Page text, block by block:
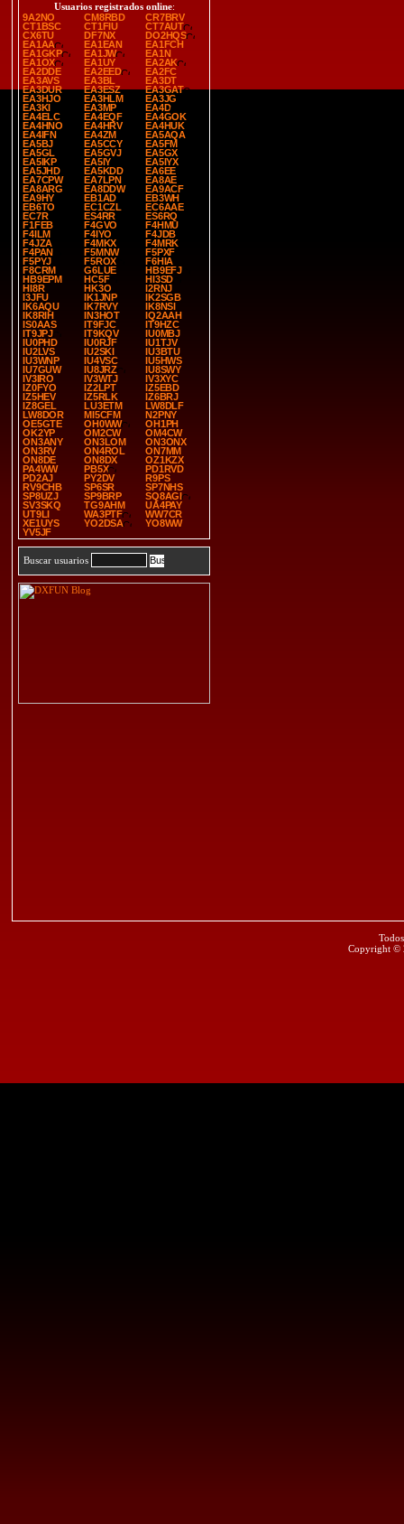
Usuarios registrados online:
9A2NO
CM8RBD
CR7BRV
CT1BSC
CT1FIU
CT7AUT
CX6TU
DF7NX
DO2HQS
EA1AA
EA1EAN
EA1FCH
EA1GKP
EA1JW
EA1N
EA1OX
EA1UY
EA2AK
EA2DDE
EA2EED
EA2FC
EA3AVS
EA3BL
EA3DT
EA3DUR
EA3ESZ
EA3GAT
EA3HJO
EA3HLM
EA3JG
EA3KI
EA3MP
EA4D
EA4ELC
EA4EQF
EA4GOK
EA4HNO
EA4HRV
EA4HUK
EA4IFN
EA4ZM
EA5AQA
EA5BJ
EA5CCY
EA5FM
EA5GL
EA5GVJ
EA5GX
EA5IKP
EA5IY
EA5IYX
EA5JHD
EA5KDD
EA6EE
EA7CPW
EA7LPN
EA8AE
EA8ARG
EA8DDW
EA9ACF
EA9HY
EB1AD
EB3WH
EB6TO
EC1CZL
EC6AAE
EC7R
ES4RR
ES6RQ
F1FEB
F4GVO
F4HMU
F4ILM
F4IYO
F4JDB
F4JZA
F4MKX
F4MRK
F4PAN
F5MNW
F5PXF
F5PYJ
F5ROX
F6HIA
F8CRM
G6LUE
HB9EFJ
HB9EPM
HC5F
HI3SD
HI8R
HK3O
I2RNJ
I3JFU
IK1JNP
IK2SGB
IK6AQU
IK7RVY
IK8NSI
IK8RIH
IN3HOT
IQ2AAH
IS0AAS
IT9FJC
IT9HZC
IT9JPJ
IT9KQV
IU0MBJ
IU0PHD
IU0RJF
IU1TJV
IU2LVS
IU2SKI
IU3BTU
IU3WNP
IU4VSC
IU5HWS
IU7GUW
IU8JRZ
IU8SWY
IV3IRO
IV3WTJ
IV3XYC
IZ0FYO
IZ2LPT
IZ5EBD
IZ5HEV
IZ5RLK
IZ6BRJ
IZ8GEL
LU3ETM
LW8DLF
LW8DOR
MI5CFM
N2PNY
OE5GTE
OH0WW
OH1PH
OK2YP
OM2CW
OM4CW
ON3ANY
ON3LOM
ON3ONX
ON3RV
ON4ROL
ON7MM
ON8DE
ON8DX
OZ1KZX
PA4WW
PB5X
PD1RVD
PD2AJ
PY2DV
R9PS
RV9CHB
SP6SR
SP7NHS
SP8UZJ
SP9BRP
SQ8AGI
SV3SKQ
TG9AHM
UA4PAY
UT9LI
WA3PTF
WW7CR
XE1UYS
YO2DSA
YO8WW
YV5JF
Buscar usuarios
Copyright ©